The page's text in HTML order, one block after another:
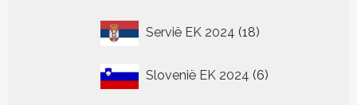
Servië EK 2024 1818
Slovenië EK 2024 66